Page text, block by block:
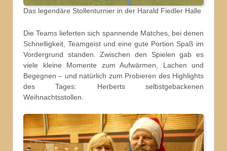
Das legendäre Stollenturnier in der Harald Fiedler Halle
Die Teams lieferten sich spannende Matches, bei denen
Schnelligkeit, Teamgeist und eine gute Portion Spaß im
Vordergrund standen. Zwischen den Spielen gab es
viele kleine Momente zum Aufwärmen, Lachen und
Begegnen – und natürlich zum Probieren des Highlights
des Tages: Herberts selbstgebackenen
Weihnachtsstollen.